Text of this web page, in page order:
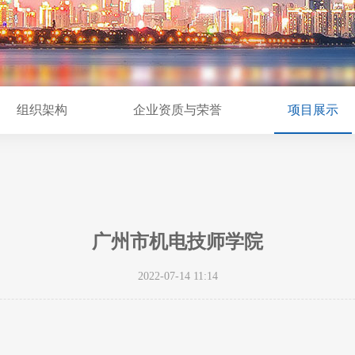
组织架构 企业资质与荣誉 项目展示
广州市机电技师学院
2022-07-14 11:14